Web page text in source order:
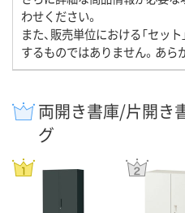
わせください。
また、販売単位における「セッ
するものではありません。あら
両開き書庫/片開き
グ